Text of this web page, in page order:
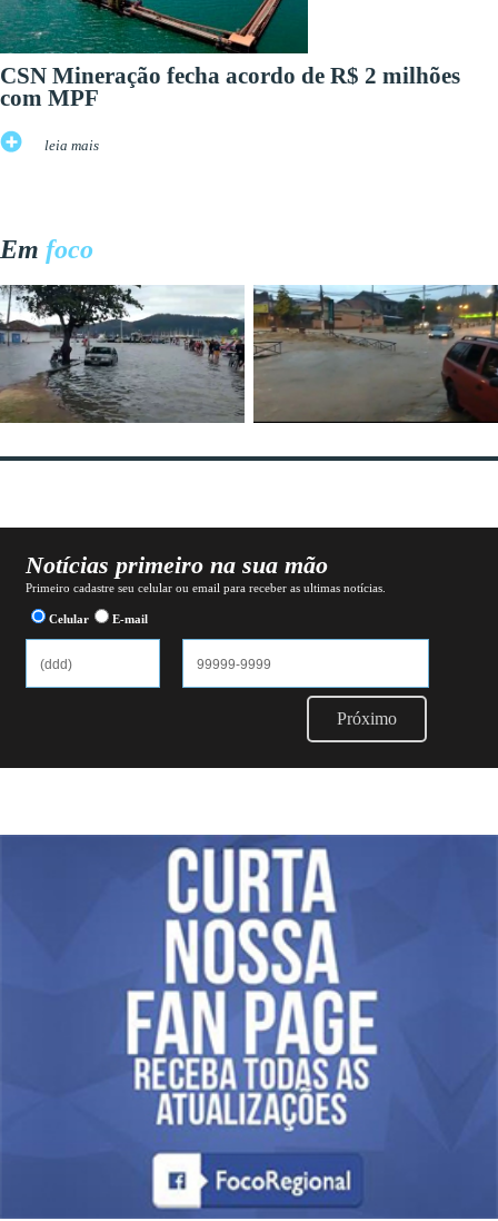
CSN Mineração fecha acordo de R$ 2 milhões
com MPF
leia mais
Em foco
Notícias primeiro na sua mão
Primeiro cadastre seu celular ou email para receber as ultimas notícias.
Celular E-mail
Próximo